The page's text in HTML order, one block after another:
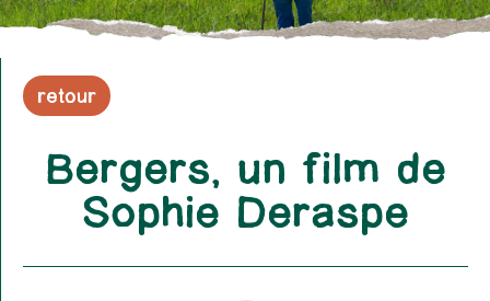
retour
Bergers, un film de
Sophie Deraspe